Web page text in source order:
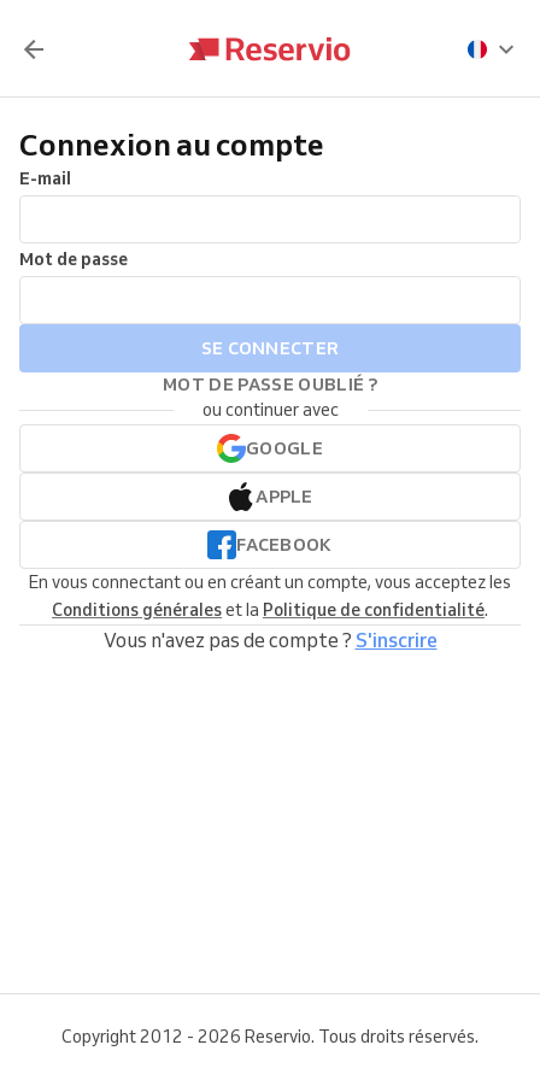
Connexion au compte
E-mail
Mot de passe
SE CONNECTER
MOT DE PASSE OUBLIÉ ?
ou continuer avec
GOOGLE
APPLE
FACEBOOK
En vous connectant ou en créant un compte, vous acceptez les
Conditions généraleset la Politique de confidentialité.
Vous n'avez pas de compte ? S'inscrire
Copyright 2012 - 2026 Reservio. Tous droits réservés.